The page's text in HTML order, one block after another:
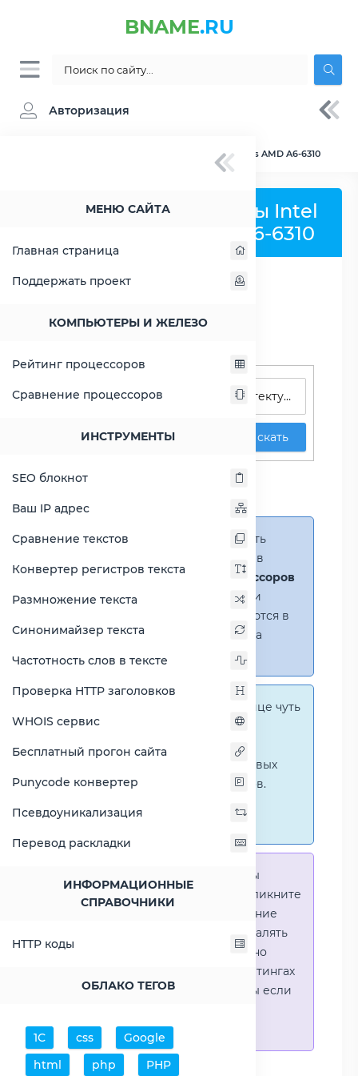
BNAME.RU
Авторизация
МЕНЮ САЙТА
Главная страница
Поддержать проект
КОМПЬЮТЕРЫ И ЖЕЛЕЗО
Рейтинг процессоров
Сравнение процессоров
ИНСТРУМЕНТЫ
SEO блокнот
Ваш IP адрес
Сравнение текстов
Конвертер регистров текста
Размножение текста
Синонимайзер текста
Частотность слов в тексте
Проверка HTTP заголовков
WHOIS сервис
Бесплатный прогон сайта
Punycode конвертер
Псевдоуникализация
Перевод раскладки
ИНФОРМАЦИОННЫЕ
СПРАВОЧНИКИ
HTTP коды
ОБЛАКО ТЕГОВ
1С css
Google
html
php
PHP
» Сравнение Intel Atom C3558 vs AMD A6-6310
Сравнить процессоры Intel
Atom C3558 и AMD A6-6310
Поиск процессоров
Искать
Сравнение Atom C3558
Справка:
Можно добавить
несколько процессоров в
сравнение(до 14 процессоров
в таблице)
. В случае если
процессоры не помещаются в
таблицу, появится полоса
На этой странице чуть
графические сравнения
количественных и числовых
параметров процессоров.
сравнениям.
Для того что-бы
выделить процессор - кликните
на его название. Выделение
позволяет выборочно удалять
процессоры или наглядно
видеть результаты в рейтингах
(Во избежении путаницы если
процессоров)